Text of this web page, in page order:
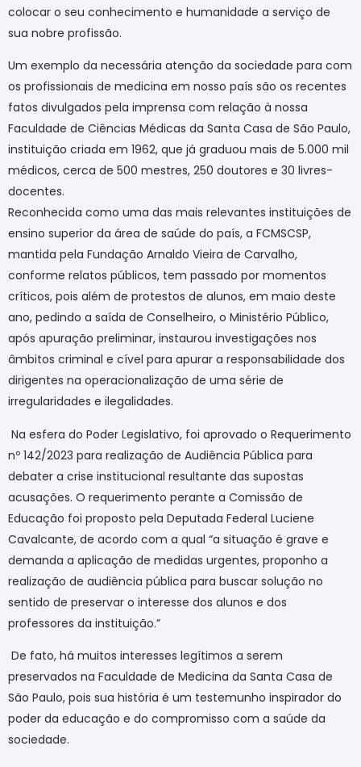
colocar o seu conhecimento e humanidade a serviço de
sua nobre profissão.
Um exemplo da necessária atenção da sociedade para com
os profissionais de medicina em nosso país são os recentes
fatos divulgados pela imprensa com relação à nossa
Faculdade de Ciências Médicas da Santa Casa de São Paulo,
instituição criada em 1962, que já graduou mais de 5.000 mil
médicos, cerca de 500 mestres, 250 doutores e 30 livres-
docentes.
Reconhecida como uma das mais relevantes instituições de
ensino superior da área de saúde do país, a FCMSCSP,
mantida pela Fundação Arnaldo Vieira de Carvalho,
conforme relatos públicos, tem passado por momentos
críticos, pois além de protestos de alunos, em maio deste
ano, pedindo a saída de Conselheiro, o Ministério Público,
após apuração preliminar, instaurou investigações nos
âmbitos criminal e cível para apurar a responsabilidade dos
dirigentes na operacionalização de uma série de
irregularidades e ilegalidades.
Na esfera do Poder Legislativo, foi aprovado o Requerimento
nº 142/2023 para realização de Audiência Pública para
debater a crise institucional resultante das supostas
acusações. O requerimento perante a Comissão de
Educação foi proposto pela Deputada Federal Luciene
Cavalcante, de acordo com a qual “a situação é grave e
demanda a aplicação de medidas urgentes, proponho a
realização de audiência pública para buscar solução no
sentido de preservar o interesse dos alunos e dos
professores da instituição.”
De fato, há muitos interesses legítimos a serem
preservados na Faculdade de Medicina da Santa Casa de
São Paulo, pois sua história é um testemunho inspirador do
poder da educação e do compromisso com a saúde da
sociedade.